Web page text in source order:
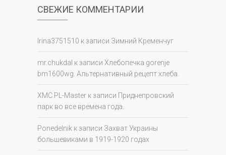
СВЕЖИЕ КОММЕНТАРИИ
Irina3751510 к записи Зимний Кременчуг
mr.chukdal к записи Хлебопечка gorenje
bm1600wg. Альтернативный рецепт хлеба.
XMC.PL-Master к записи Приднепровский
парк во все времена года.
Ponedelnik к записи Захват Украины
большевиками в 1919-1920 годах